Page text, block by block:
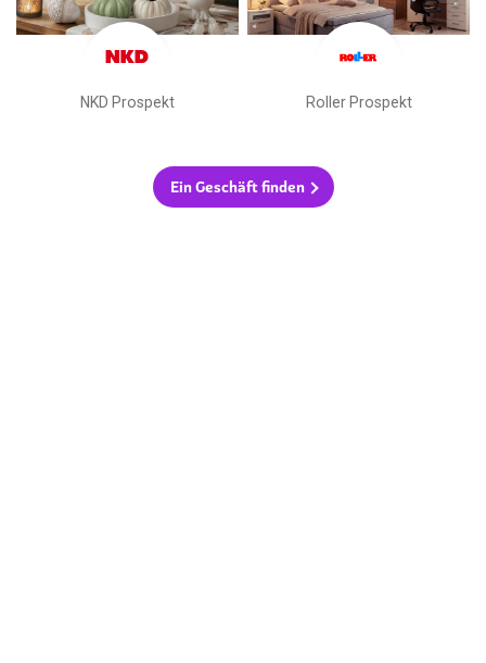
NKD Prospekt Roller Prospekt
Ein Geschäft finden